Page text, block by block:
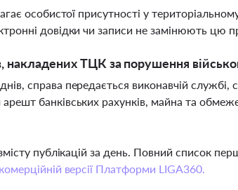
особистої присутності у
довідки чи записи не замінюють цю
ТЦК за порушення
справа передається виконавчій
банківських рахунків, майна та
публікацій за день. Повний список
комерційній версії Платформи LIGA360.